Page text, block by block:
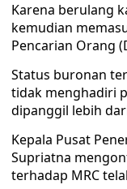
Karena berulang
kemudian
Pencarian Orang
Status buronan
tidak menghadiri
dipanggil lebih
Kepala Pusat
Supriatna
terhadap MRC